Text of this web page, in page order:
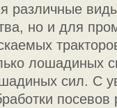
различные
но и для
лошадиных
сил. С
посевов